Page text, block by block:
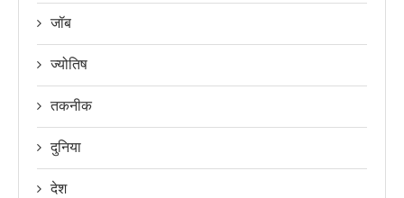
जॉब
ज्योतिष
तकनीक
दुनिया
देश